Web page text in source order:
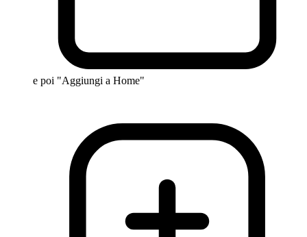
e poi "Aggiungi a Home"